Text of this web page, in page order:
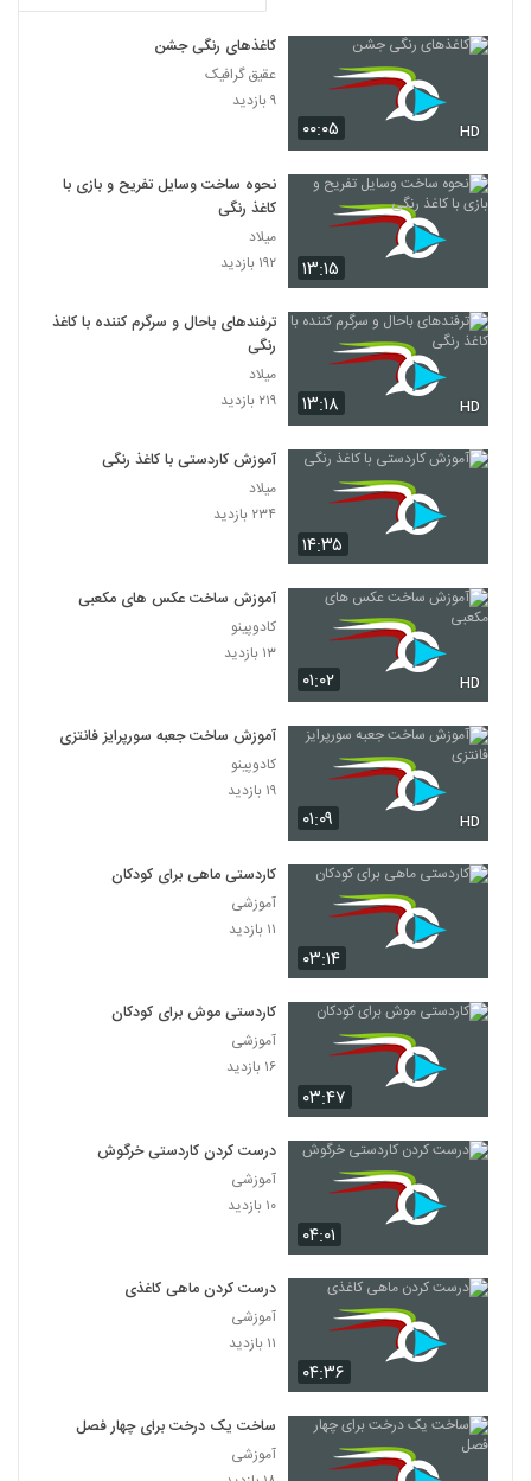
۰۰:۰۵ HD
کاغذهای رنگی جشن
عقیق گرافیک
۹ بازدید
۱۳:۱۵
نحوه ساخت وسایل تفریح و بازی با
کاغذ رنگی
میلاد
۱۹۲ بازدید
۱۳:۱۸ HD
ترفندهای باحال و سرگرم کننده با کاغذ
رنگی
میلاد
۲۱۹ بازدید
۱۴:۳۵
آموزش کاردستی با کاغذ رنگی
میلاد
۲۳۴ بازدید
۰۱:۰۲ HD
آموزش ساخت عکس های مکعبی
کادوپینو
۱۳ بازدید
۰۱:۰۹ HD
آموزش ساخت جعبه سورپرایز فانتزی
کادوپینو
۱۹ بازدید
۰۳:۱۴
کاردستی ماهی برای کودکان
آموزشی
۱۱ بازدید
۰۳:۴۷
کاردستی موش برای کودکان
آموزشی
۱۶ بازدید
۰۴:۰۱
درست کردن کاردستی خرگوش
آموزشی
۱۰ بازدید
۰۴:۳۶
درست کردن ماهی کاغذی
آموزشی
۱۱ بازدید
ساخت یک درخت برای چهار فصل
آموزشی